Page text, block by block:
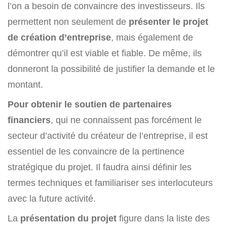
l’on a besoin de convaincre des investisseurs. Ils
permettent non seulement de présenter le projet
de création d’entreprise, mais également de
démontrer qu’il est viable et fiable. De même, ils
donneront la possibilité de justifier la demande et le
montant.
Pour obtenir le soutien de partenaires
financiers, qui ne connaissent pas forcément le
secteur d’activité du créateur de l’entreprise, il est
essentiel de les convaincre de la pertinence
stratégique du projet. Il faudra ainsi définir les
termes techniques et familiariser ses interlocuteurs
avec la future activité.
La présentation du projet figure dans la liste des